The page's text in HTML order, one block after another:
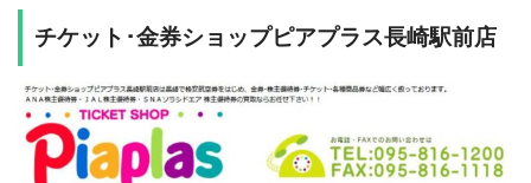
チケット･金券ショップピアプラス長崎駅前店